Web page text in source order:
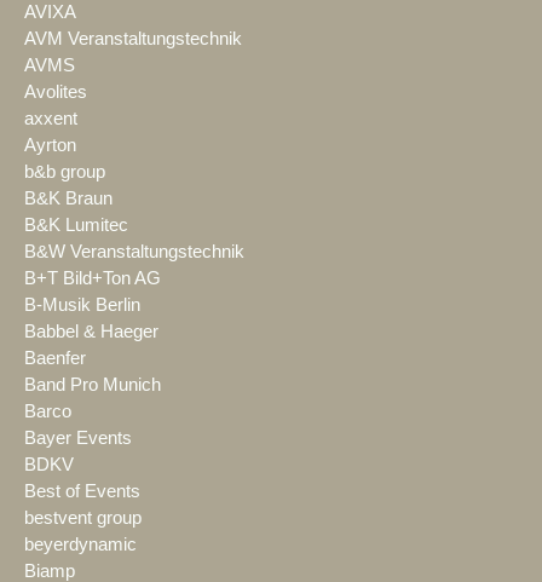
AVIXA
AVM Veranstaltungstechnik
AVMS
Avolites
axxent
Ayrton
b&b group
B&K Braun
B&K Lumitec
B&W Veranstaltungstechnik
B+T Bild+Ton AG
B-Musik Berlin
Babbel & Haeger
Baenfer
Band Pro Munich
Barco
Bayer Events
BDKV
Best of Events
bestvent group
beyerdynamic
Biamp